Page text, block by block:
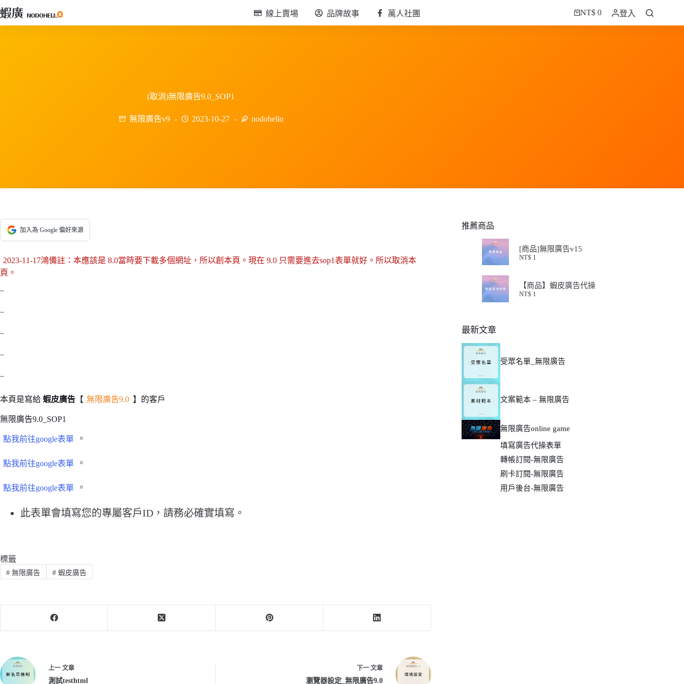
跳
至
線上賣場 品牌故事 萬人社團 NT$ 0 登入
(取消)無限廣告9.0_SOP1
無限廣告v9 2023-10-27 nodohello
加入為 Google 偏好來源
2023-11-17鴻備註：本應該是 8.0當時要下載多個網址，所以創本頁。現在 9.0 只需要進去sop1表單就好。所以取消本
頁。
–
–
–
–
–
本頁是寫給 蝦皮廣告 【 無限廣告9.0 】的客戶
無限廣告9.0_SOP1
點我前往google表單 。
點我前往google表單 。
點我前往google表單 。
此表單會填寫您的專屬客戶ID，請務必確實填寫。
標籤
#無限廣告 #蝦皮廣告
上一 文章
測試testhtml
下一 文章
瀏覽器設定_無限廣告9.0
推薦商品
[商品]無限廣告v15
NT$ 1
【商品】蝦皮廣告代操
NT$ 1
最新文章
受眾名單_無限廣告
文案範本 – 無限廣告
無限廣告online game
填寫廣告代操表單
轉帳訂閱-無限廣告
刷卡訂閱-無限廣告
用戶後台-無限廣告